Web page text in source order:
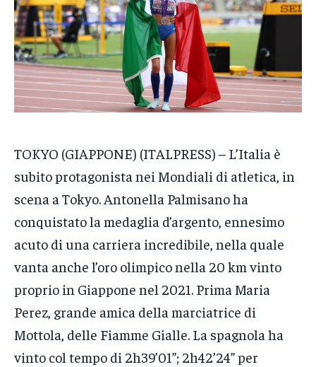
VENETO
POLITICA
ECONOMIA
SPORT
VENETO
POLITICA
ECONOMIA
SPORT
VENETO
POLITICA
ECONOMIA
SPORT
TOKYO (GIAPPONE) (ITALPRESS) – L’Italia è
subito protagonista nei Mondiali di atletica, in
scena a Tokyo. Antonella Palmisano ha
conquistato la medaglia d’argento, ennesimo
acuto di una carriera incredibile, nella quale
vanta anche l’oro olimpico nella 20 km vinto
proprio in Giappone nel 2021. Prima Maria
Perez, grande amica della marciatrice di
Mottola, delle Fiamme Gialle. La spagnola ha
vinto col tempo di 2h39’01”; 2h42’24” per